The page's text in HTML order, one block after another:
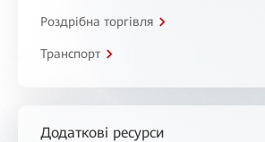
Роздрібна торгівля
Транспорт
Додаткові ресурси